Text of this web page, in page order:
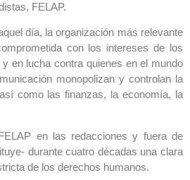
FELAP.
día, la organización más relevante
con los intereses de los
en lucha contra quienes en el mundo
monopolizan y controlan la
como las finanzas, la economía, la
en las redacciones y fuera de
durante cuatro décadas una clara
de los derechos humanos.